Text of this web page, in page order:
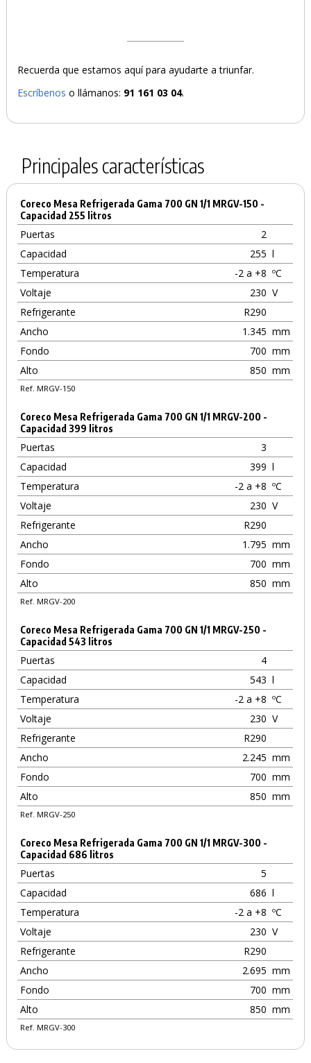
Recuerda que estamos aquí para ayudarte a triunfar.
Escríbenos o llámanos: 91 161 03 04.
Principales características
Coreco Mesa Refrigerada Gama 700 GN 1/1 MRGV-150 -
Capacidad 255 litros
Puertas
2
Capacidad
255 l
Temperatura
-2 a +8 ºC
Voltaje
230 V
Refrigerante
R290
Ancho
1.345 mm
Fondo
700 mm
Alto
850 mm
Ref. MRGV-150
Coreco Mesa Refrigerada Gama 700 GN 1/1 MRGV-200 -
Capacidad 399 litros
Puertas
3
Capacidad
399 l
Temperatura
-2 a +8 ºC
Voltaje
230 V
Refrigerante
R290
Ancho
1.795 mm
Fondo
700 mm
Alto
850 mm
Ref. MRGV-200
Coreco Mesa Refrigerada Gama 700 GN 1/1 MRGV-250 -
Capacidad 543 litros
Puertas
4
Capacidad
543 l
Temperatura
-2 a +8 ºC
Voltaje
230 V
Refrigerante
R290
Ancho
2.245 mm
Fondo
700 mm
Alto
850 mm
Ref. MRGV-250
Coreco Mesa Refrigerada Gama 700 GN 1/1 MRGV-300 -
Capacidad 686 litros
Puertas
5
Capacidad
686 l
Temperatura
-2 a +8 ºC
Voltaje
230 V
Refrigerante
R290
Ancho
2.695 mm
Fondo
700 mm
Alto
850 mm
Ref. MRGV-300